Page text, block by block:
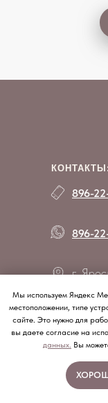
Мы используем Яндекс
местоположении, типе
сайте. Это нужно для
вы даете согласие на
данных. Вы
КОНТАКТЫ:
МЫ В
г.
896-
896-
Как